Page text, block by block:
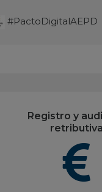
#PactoDigitalAEPD
Registro y
retributiva